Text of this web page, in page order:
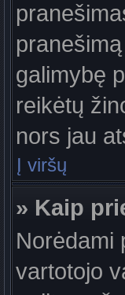
galimybę
reikėtų
nors jau
Į viršų
» Kaip
Norėdami
vartotojo